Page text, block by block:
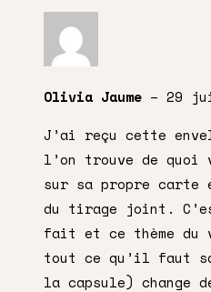
Olivia Jaume – 29
J’ai reçu cette
l’on trouve de quoi
sur sa propre carte
du tirage joint.
fait et ce thème du
tout ce qu’il faut
la capsule) change